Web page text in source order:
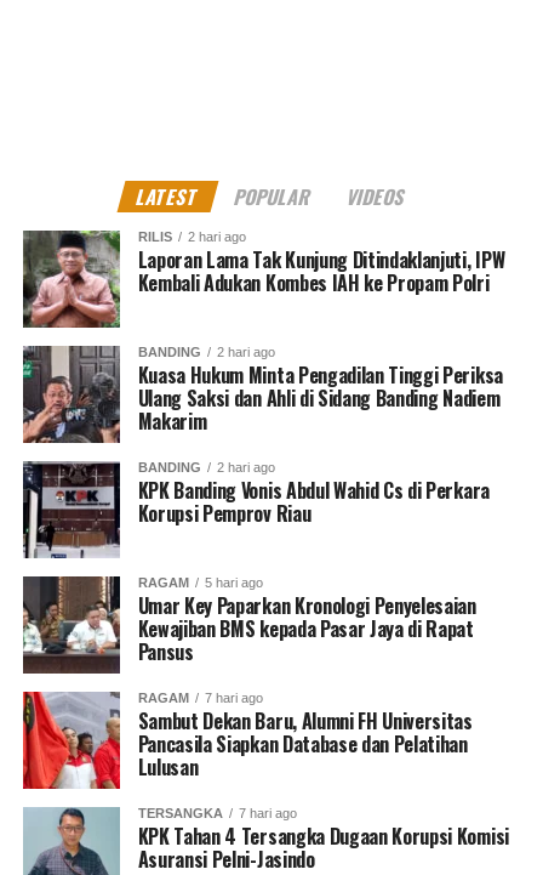
LATEST POPULAR VIDEOS
RILIS 2 hari ago
Laporan Lama Tak Kunjung Ditindaklanjuti, IPW
Kembali Adukan Kombes IAH ke Propam Polri
BANDING 2 hari ago
Kuasa Hukum Minta Pengadilan Tinggi Periksa
Ulang Saksi dan Ahli di Sidang Banding Nadiem
Makarim
BANDING 2 hari ago
KPK Banding Vonis Abdul Wahid Cs di Perkara
Korupsi Pemprov Riau
RAGAM 5 hari ago
Umar Key Paparkan Kronologi Penyelesaian
Kewajiban BMS kepada Pasar Jaya di Rapat
Pansus
RAGAM 7 hari ago
Sambut Dekan Baru, Alumni FH Universitas
Pancasila Siapkan Database dan Pelatihan
Lulusan
TERSANGKA 7 hari ago
KPK Tahan 4 Tersangka Dugaan Korupsi Komisi
Asuransi Pelni-Jasindo